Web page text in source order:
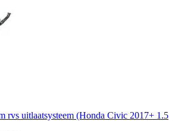
rvs uitlaatsysteem (Honda Civic 2017+ 1.5